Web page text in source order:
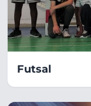
Futsal